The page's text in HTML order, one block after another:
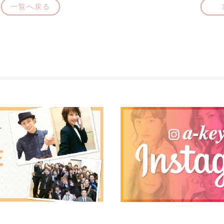
一覧へ戻る